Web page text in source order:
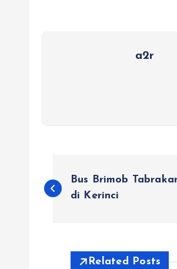
a2r
o
Bus Brimob
di Kerinci
Related Posts